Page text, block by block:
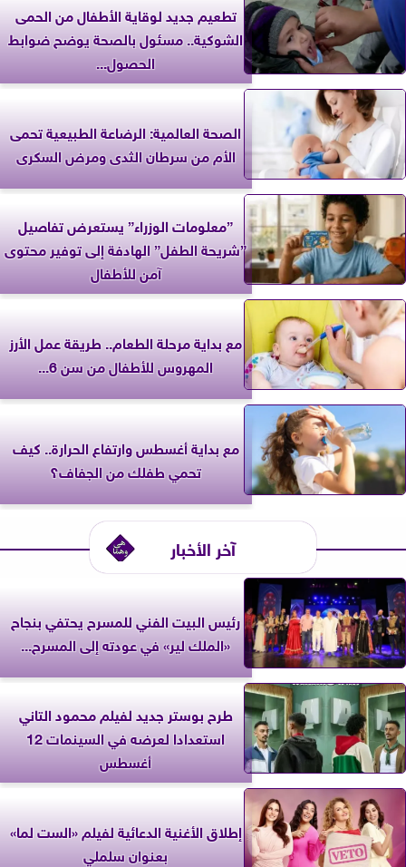
تطعيم جديد لوقاية الأطفال من الحمى
الشوكية.. مسئول بالصحة يوضح ضوابط
الحصول...
الصحة العالمية: الرضاعة الطبيعية تحمى
الأم من سرطان الثدى ومرض السكرى
”معلومات الوزراء” يستعرض تفاصيل
”شريحة الطفل” الهادفة إلى توفير محتوى
آمن للأطفال
مع بداية مرحلة الطعام.. طريقة عمل الأرز
المهروس للأطفال من سن 6...
مع بداية أغسطس وارتفاع الحرارة.. كيف
تحمي طفلك من الجفاف؟
آخر الأخبار
رئيس البيت الفني للمسرح يحتفي بنجاح
«الملك لير» في عودته إلى المسرح...
طرح بوستر جديد لفيلم محمود التاني
استعدادا لعرضه في السينمات 12
أغسطس
إطلاق الأغنية الدعائية لفيلم «الست لما»
بعنوان سلملي